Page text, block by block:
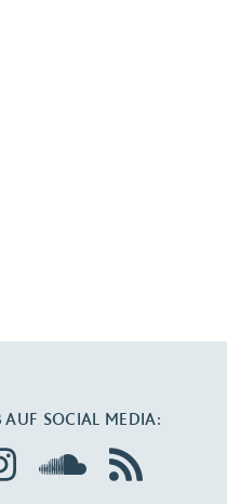
AUF SOCIAL MEDIA: